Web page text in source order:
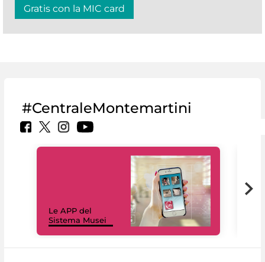
Gratis con la MIC card
#CentraleMontemartini
Le APP del
Sistema Musei